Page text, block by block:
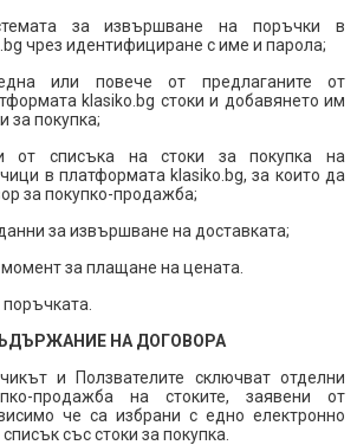
за извършване на поръчки в
чрез идентифициране с име и парола;
или повече от предлаганите от
klasiko.bg стоки и добавянето им
за покупка;
от списъка на стоки за покупка на
в платформата klasiko.bg, за които да
за покупко-продажба;
за извършване на доставката;
за плащане на цената.
НА ДОГОВОРА
и Ползвателите сключват отделни
продажба на стоките, заявени от
че са избрани с едно електронно
със стоки за покупка.